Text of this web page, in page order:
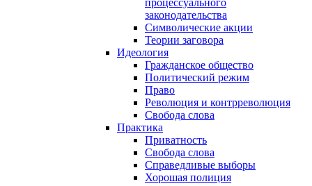
процессуального
законодательства
Символические акции
Теории заговора
Идеология
Гражданское общество
Политический режим
Право
Революция и контрреволюция
Свобода слова
Практика
Приватность
Свобода слова
Справедливые выборы
Хорошая полиция